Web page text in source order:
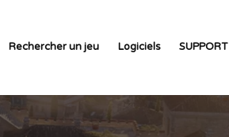
Rechercher un jeu Logiciels SUPPORT